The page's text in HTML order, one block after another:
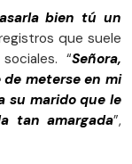
bien tú un
que suele
“Señora,
de meterse en mi
su marido que le
tan amargada”,